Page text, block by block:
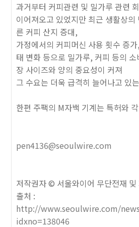
과거부터 커피관련 및 밀가루 관련
이어져오고 있었지만 최근 생활상
른 커피 산지 증대,
가정에서의 커피머신 사용 횟수 증가,
태 변화 등으로 밀가루, 커피 등의
장 사이즈와 양의 중요성이 커져
그 수요는 더욱 급격히 늘어나고 있
한편 주팩의 M자백 기계는 특허와
pen4136@seoulwire.com
저작권자 © 서울와이어 무단전재 및
출처 :
http://www.seoulwire.com/
idxno=138046